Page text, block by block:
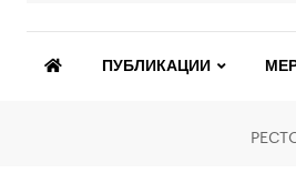
ПУБЛИКАЦИИ